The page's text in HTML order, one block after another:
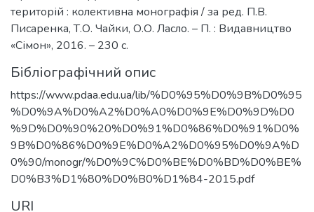
територій : колективна монографія / за ред. П.В.
Писаренка, Т.О. Чайки, О.О. Ласло. – П. : Видавництво
«Сімон», 2016. – 230 с.
Бібліографічний опис
https://www.pdaa.edu.ua/lib/%D0%95%D0%9B%D0%95
%D0%9A%D0%A2%D0%A0%D0%9E%D0%9D%D0
%9D%D0%90%20%D0%91%D0%86%D0%91%D0%
9B%D0%86%D0%9E%D0%A2%D0%95%D0%9A%D
0%90/monogr/%D0%9C%D0%BE%D0%BD%D0%BE%
D0%B3%D1%80%D0%B0%D1%84-2015.pdf
URI